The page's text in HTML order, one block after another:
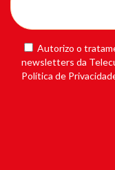
Autorizo o
newsletters da
Política de